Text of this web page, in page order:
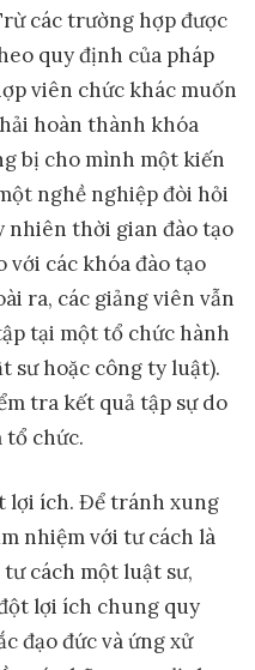
các trường hợp được
quy định của pháp
viên chức khác muốn
hoàn thành khóa
bị cho mình một kiến
nghề nghiệp đòi hỏi
nhiên thời gian đào tạo
với các khóa đào tạo
ra, các giảng viên vẫn
tại một tổ chức hành
sư hoặc công ty luật).
tra kết quả tập sự do
tổ chức.
lợi ích. Để tránh xung
nhiệm với tư cách là
cách một luật sư,
lợi ích chung quy
đạo đức và ứng xử